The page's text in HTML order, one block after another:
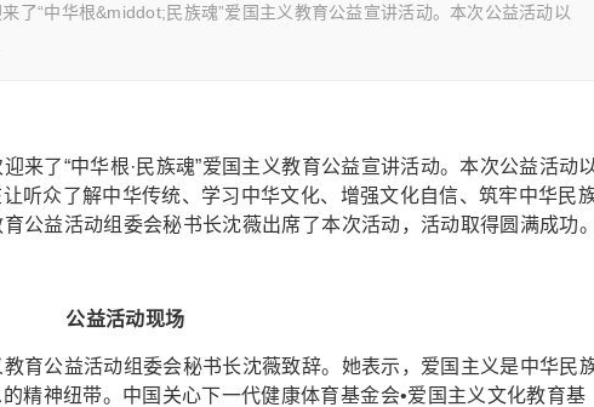
“中华根&middot;民族魂”爱国主义教育公益宣讲活动。本次公益活动以
了“中华根·民族魂”爱国主义教育公益宣讲活动。本次公益活动以
听众了解中华传统、学习中华文化、增强文化自信、筑牢中华民
公益活动组委会秘书长沈薇出席了本次活动，活动取得圆满成功。
公益活动现场
育公益活动组委会秘书长沈薇致辞。她表示，爱国主义是中华民
精神纽带。中国关心下一代健康体育基金会•爱国主义文化教育基